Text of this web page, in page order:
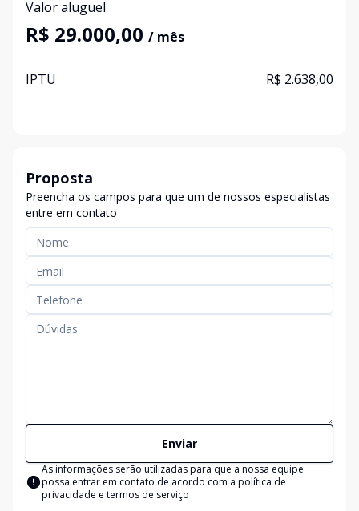
Valor aluguel
R$ 29.000,00 / mês
IPTU R$ 2.638,00
Proposta
Preencha os campos para que um de nossos especialistas
entre em contato
Enviar
As informações serão utilizadas para que a nossa equipe
possa entrar em contato de acordo com a política de
privacidade e termos de serviço